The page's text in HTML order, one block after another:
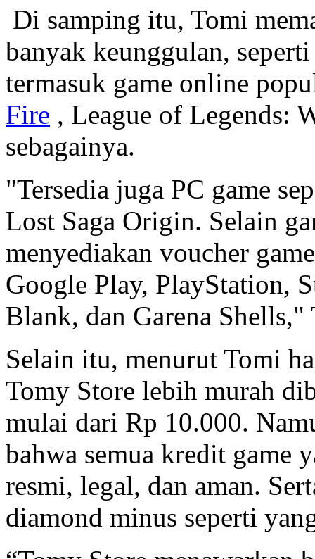
Di samping itu, Tomi
banyak keunggulan,
termasuk game online
Fire , League of Legends:
sebagainya.
"Tersedia juga PC game
Lost Saga Origin. Selain
menyediakan voucher
Google Play, PlayStation,
Blank, dan Garena Shells,"
Selain itu, menurut Tomi
Tomy Store lebih murah
mulai dari Rp 10.000.
bahwa semua kredit game
resmi, legal, dan aman.
diamond minus seperti